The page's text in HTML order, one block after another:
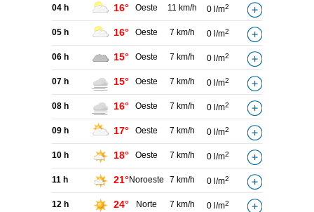
04 h 16° Oeste 11 km/h 0 l/m2
05 h 16° Oeste 7 km/h 0 l/m2
06 h 15° Oeste 7 km/h 0 l/m2
07 h 15° Oeste 7 km/h 0 l/m2
08 h 16° Oeste 7 km/h 0 l/m2
09 h 17° Oeste 7 km/h 0 l/m2
10 h 18° Oeste 7 km/h 0 l/m2
11 h 21° Noroeste 7 km/h 0 l/m2
12 h 24° Norte 7 km/h 0 l/m2